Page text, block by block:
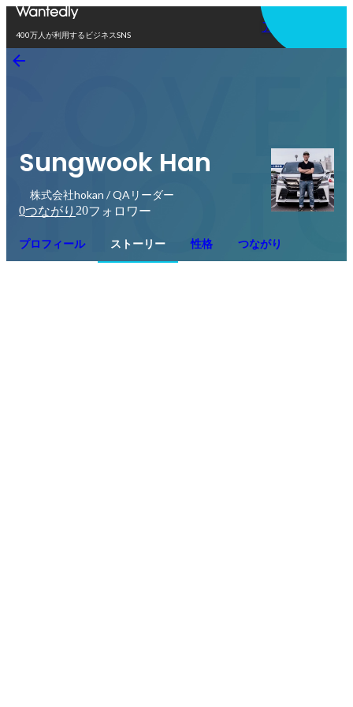
400万人が利用するビジネスSNS
アプリを使う
Sungwook Han
株式会社hokan / QAリーダー
0つながり 20フォロワー
プロフィール ストーリー 性格 つながり